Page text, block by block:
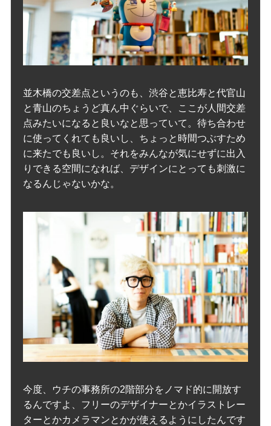
並木橋の交差点というのも、渋谷と恵比寿と代官山
と青山のちょうど真ん中ぐらいで、ここが人間交差
点みたいになると良いなと思っていて。待ち合わせ
に使ってくれても良いし、ちょっと時間つぶすため
に来たでも良いし。それをみんなが気にせずに出入
りできる空間になれば、デザインにとっても刺激に
なるんじゃないかな。
今度、ウチの事務所の2階部分をノマド的に開放す
るんですよ、フリーのデザイナーとかイラストレー
ターとかカメラマンとかが使えるようにしたんです